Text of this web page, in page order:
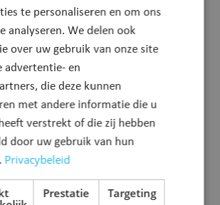
24, 2880 Bornem
Horta, Klein Mechelen 35, 2880
138, 2890 Puurs-Sint-Amands
Lippelostraat 24, 1840 Malderen
Brielstraat 1, 9255 Buggenhout
10 euro
te personaliseren en om ons
analyseren. We delen ook
over uw gebruik van onze site
advertentie- en
die deze kunnen
met andere informatie die u
verstrekt of die zij hebben
door uw gebruik van hun
Privacybeleid
Prestatie Targeting